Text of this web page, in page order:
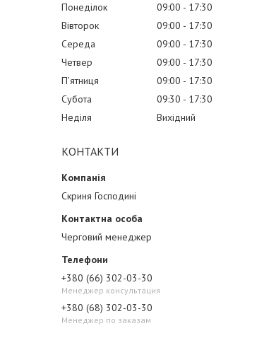
Понеділок 09:00
17:30
Вівторок
09:00
17:30
Середа
09:00
17:30
Четвер
09:00
17:30
Пʼятниця
09:00
17:30
Субота
09:30
17:30
Неділя
Вихідний
КОНТАКТИ
Скриня Господині
Черговий менеджер
+380 (66) 302-03-30
Менеджер консультация
+380 (68) 302-03-30
Менеджер по заказам